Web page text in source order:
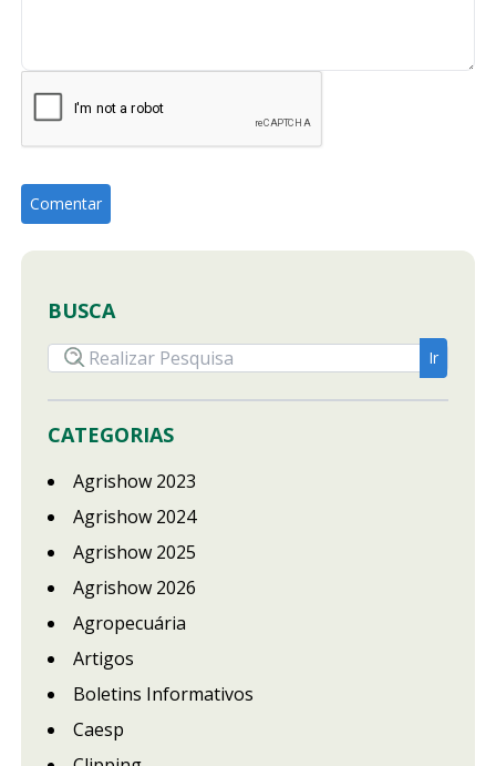
BUSCA
CATEGORIAS
Agrishow 2023
Agrishow 2024
Agrishow 2025
Agrishow 2026
Agropecuária
Artigos
Boletins Informativos
Caesp